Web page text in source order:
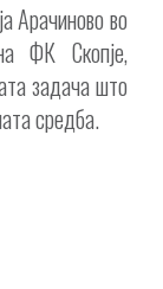
Арачиново во
ФК Скопје,
задача што
средба.